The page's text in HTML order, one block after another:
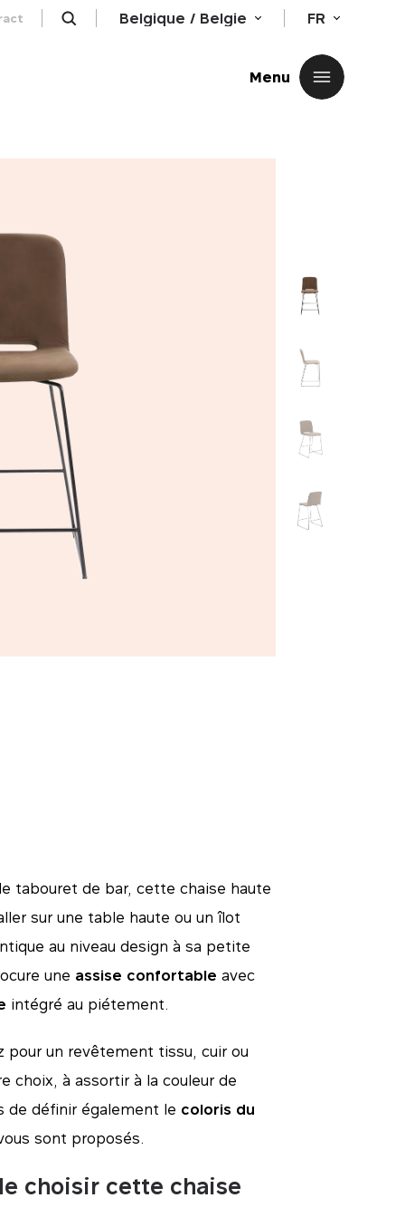
Belgique / Belgie FR
Menu
tabouret de bar, cette chaise haute
sur une table haute ou un îlot
au niveau design à sa petite
une assise confortable avec
intégré au piétement.
pour un revêtement tissu, cuir ou
choix, à assortir à la couleur de
de définir également le coloris du
sont proposés.
choisir cette chaise